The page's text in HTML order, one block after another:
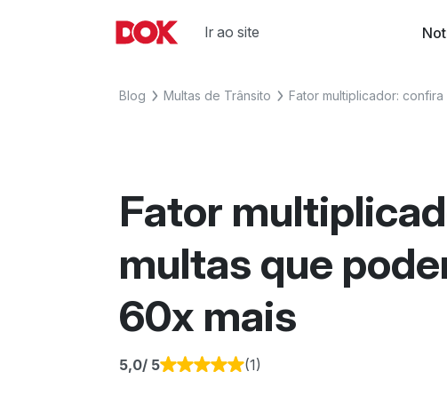
Acesse o Blog e conheça todos os
Fique por dentro de artigos sobre o
Ir ao site
Blog Multas de Trânsito Fator multiplicador:
Fator
multas que
60x mais
5,0/ 5 (1)